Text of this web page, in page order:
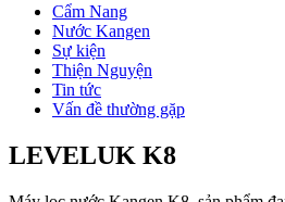
Cẩm Nang
Nước Kangen
Sự kiện
Thiện Nguyện
Tin tức
Vấn đề thường gặp
LEVELUK K8